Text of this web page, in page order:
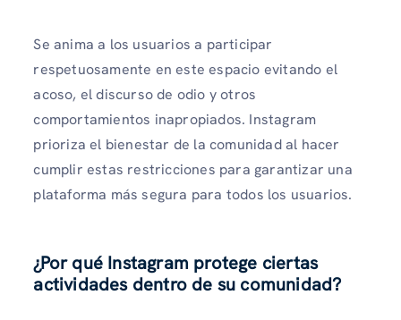
Se anima a los usuarios a participar
respetuosamente en este espacio evitando el
acoso, el discurso de odio y otros
comportamientos inapropiados. Instagram
prioriza el bienestar de la comunidad al hacer
cumplir estas restricciones para garantizar una
plataforma más segura para todos los usuarios.
¿Por qué Instagram protege ciertas
actividades dentro de su comunidad?